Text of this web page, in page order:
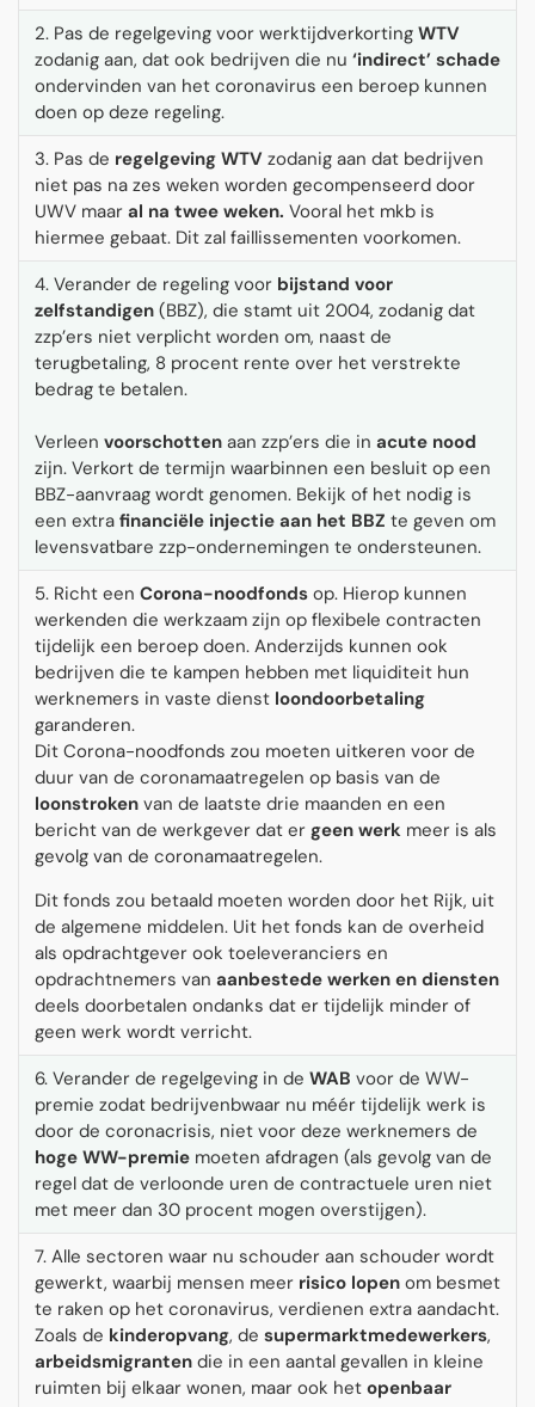
2. Pas de regelgeving voor werktijdverkorting WTV
zodanig aan, dat ook bedrijven die nu ‘indirect’ schade
ondervinden van het coronavirus een beroep kunnen
doen op deze regeling.
3. Pas de regelgeving WTVzodanig aan dat bedrijven
niet pas na zes weken worden gecompenseerd door
UWV maar al na twee weken. Vooral het mkb is
hiermee gebaat. Dit zal faillissementen voorkomen.
4. Verander de regeling voor bijstand voor
zelfstandigen(BBZ), die stamt uit 2004, zodanig dat
zzp’ers niet verplicht worden om, naast de
terugbetaling, 8 procent rente over het verstrekte
bedrag te betalen.
Verleen voorschottenaan zzp’ers die in acute nood
zijn. Verkort de termijn waarbinnen een besluit op een
BBZ-aanvraag wordt genomen. Bekijk of het nodig is
een extra financiële injectie aan het BBZ te geven om
levensvatbare zzp-ondernemingen te ondersteunen.
5. Richt een Corona-noodfondsop. Hierop kunnen
werkenden die werkzaam zijn op flexibele contracten
tijdelijk een beroep doen. Anderzijds kunnen ook
bedrijven die te kampen hebben met liquiditeit hun
werknemers in vaste dienst loondoorbetaling
garanderen.
Dit Corona-noodfonds zou moeten uitkeren voor de
duur van de coronamaatregelen op basis van de
loonstrokenvan de laatste drie maanden en een
bericht van de werkgever dat er geen werkmeer is als
gevolg van de coronamaatregelen.
Dit fonds zou betaald moeten worden door het Rijk, uit
de algemene middelen. Uit het fonds kan de overheid
als opdrachtgever ook toeleveranciers en
opdrachtnemers van aanbestede werken en diensten
deels doorbetalen ondanks dat er tijdelijk minder of
geen werk wordt verricht.
6. Verander de regelgeving in de WAB voor de WW-
premie zodat bedrijvenbwaar nu méér tijdelijk werk is
door de coronacrisis, niet voor deze werknemers de
hoge WW-premiemoeten afdragen (als gevolg van de
regel dat de verloonde uren de contractuele uren niet
met meer dan 30 procent mogen overstijgen).
7. Alle sectoren waar nu schouder aan schouder wordt
gewerkt, waarbij mensen meer risico lopenom besmet
te raken op het coronavirus, verdienen extra aandacht.
Zoals de kinderopvang, de supermarktmedewerkers,
arbeidsmigrantendie in een aantal gevallen in kleine
ruimten bij elkaar wonen, maar ook het openbaar